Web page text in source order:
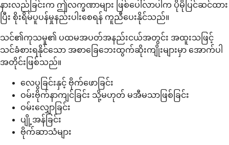
နားလည်ခြင်းက ဤလက္ခဏာများ ဖြစ်ပေါ်လာပါက ပိုမိုပြင်ဆင်ထား
ပြီး စိုးရိမ်ပူပန်မှုနည်းပါးစေရန် ကူညီပေးနိုင်သည်။
သင်၏ကုသမှု၏ ပထမအပတ်အနည်းငယ်အတွင်း အထူးသဖြင့်
သင်ခံစားရနိုင်သော အစာခြေဘေးထွက်ဆိုးကျိုးများမှာ အောက်ပါ
အတိုင်းဖြစ်သည်။
လေပွခြင်းနှင့် ဗိုက်ဖောခြင်း
ဝမ်းဗိုက်နာကျင်ခြင်း သို့မဟုတ် မအီမသာဖြစ်ခြင်း
ဝမ်းလျှောခြင်း
ပျို့အန်ခြင်း
ဗိုက်ဆာသံများ